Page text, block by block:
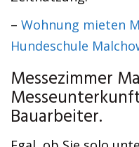
– Wohnung mieten
Hundeschule
Messezimmer
Bauarbeiter.